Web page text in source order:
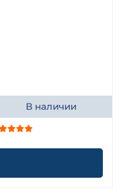
В наличии